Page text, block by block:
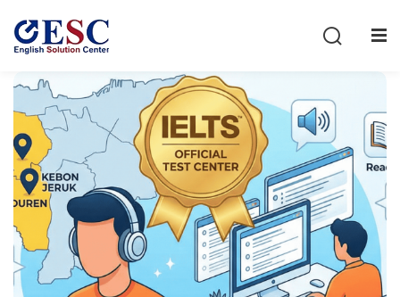
Sign in
Don’t have an account?Sign up